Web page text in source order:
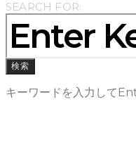
SEARCH FOR:
検索
キーワードを入力して